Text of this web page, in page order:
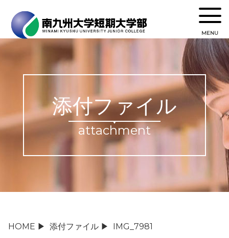
MENU
添付ファイル
attachment
HOME ▶ 添付ファイル ▶ IMG_7981